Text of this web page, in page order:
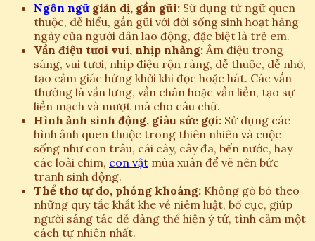
Ngôn ngữgiản dị, gần gũi: Sử dụng từ ngữ quen
thuộc, dễ hiểu, gần gũi với đời sống sinh hoạt hàng
ngày của người dân lao động, đặc biệt là trẻ em.
Vần điệu tươi vui, nhịp nhàng: Âm điệu trong
sáng, vui tươi, nhịp điệu rộn ràng, dễ thuộc, dễ nhớ,
tạo cảm giác hứng khởi khi đọc hoặc hát. Các vần
thường là vần lưng, vần chân hoặc vần liền, tạo sự
liền mạch và mượt mà cho câu chữ.
Hình ảnh sinh động, giàu sức gợi: Sử dụng các
hình ảnh quen thuộc trong thiên nhiên và cuộc
sống như con trâu, cái cày, cây đa, bến nước, hay
các loài chim, con vật mùa xuân để vẽ nên bức
tranh sinh động.
Thể thơ tự do, phóng khoáng: Không gò bó theo
những quy tắc khắt khe về niêm luật, bố cục, giúp
người sáng tác dễ dàng thể hiện ý tứ, tình cảm một
cách tự nhiên nhất.